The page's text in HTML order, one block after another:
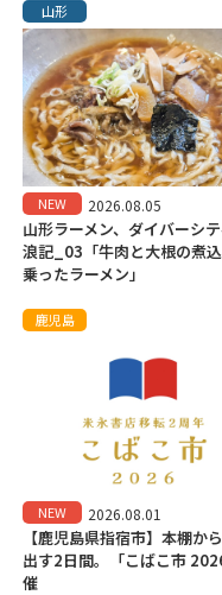
山形
NEW 2026.08.05
山形ラーメン、ダイバーシ
浪記_03「牛肉と大根の煮
乗ったラーメン」
鹿児島
NEW 2026.08.01
【鹿児島県指宿市】本棚か
出す2日間。「こばこ市
催